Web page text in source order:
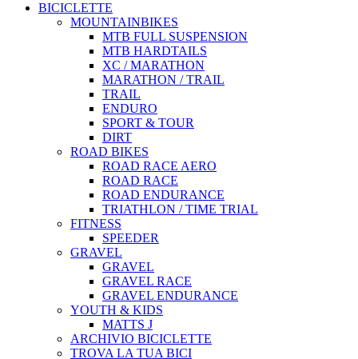
BICICLETTE
MOUNTAINBIKES
MTB FULL SUSPENSION
MTB HARDTAILS
XC / MARATHON
MARATHON / TRAIL
TRAIL
ENDURO
SPORT & TOUR
DIRT
ROAD BIKES
ROAD RACE AERO
ROAD RACE
ROAD ENDURANCE
TRIATHLON / TIME TRIAL
FITNESS
SPEEDER
GRAVEL
GRAVEL
GRAVEL RACE
GRAVEL ENDURANCE
YOUTH & KIDS
MATTS J
ARCHIVIO BICICLETTE
TROVA LA TUA BICI